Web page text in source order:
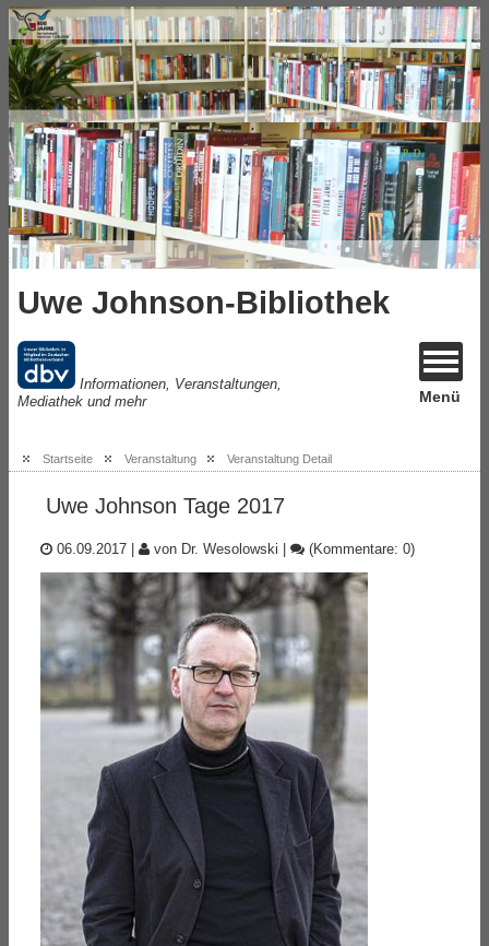
Uwe Johnson-Bibliothek
Informationen, Veranstaltungen,
Mediathek und mehr
Menü
Startseite Veranstaltung Veranstaltung Detail
Uwe Johnson Tage 2017
06.09.2017 | von Dr. Wesolowski | (Kommentare: 0)